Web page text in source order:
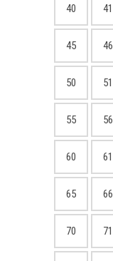
40 41
45 46
50 51
55 56
60 61
65 66
70 71